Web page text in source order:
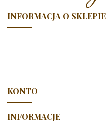
INFORMACJA O SKLEPIE
KONTO
INFORMACJE